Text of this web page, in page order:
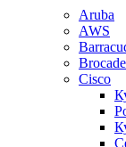
Aruba
AWS
Brocade
Cisco